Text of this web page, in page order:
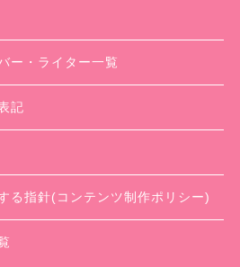
ー・ライター一覧
記
る指針(コンテンツ制作ポリシー)